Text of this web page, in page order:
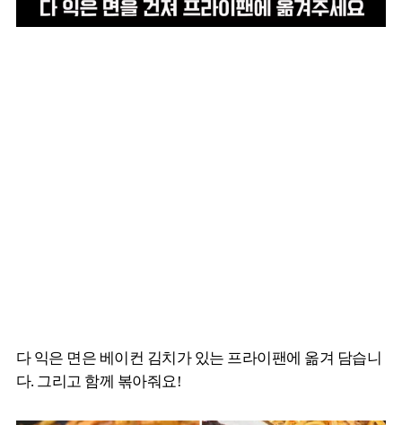
다 익은 면은 베이컨 김치가 있는 프라이팬에 옮겨 담습니
다. 그리고 함께 볶아줘요!